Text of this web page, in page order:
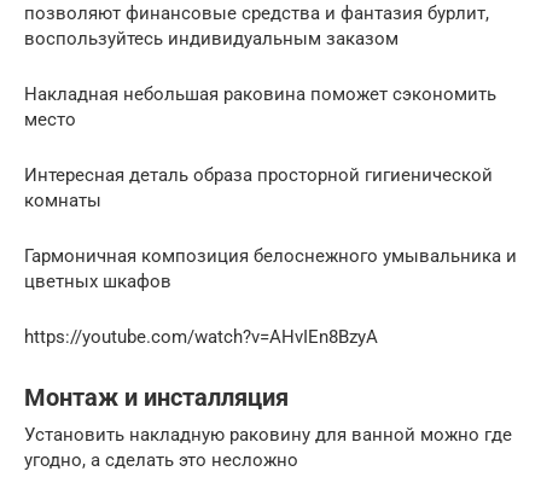
позволяют финансовые средства и фантазия бурлит,
воспользуйтесь индивидуальным заказом
Накладная небольшая раковина поможет сэкономить
место
Интересная деталь образа просторной гигиенической
комнаты
Гармоничная композиция белоснежного умывальника и
цветных шкафов
https://youtube.com/watch?v=AHvIEn8BzyA
Монтаж и инсталляция
Установить накладную раковину для ванной можно где
угодно, а сделать это несложно